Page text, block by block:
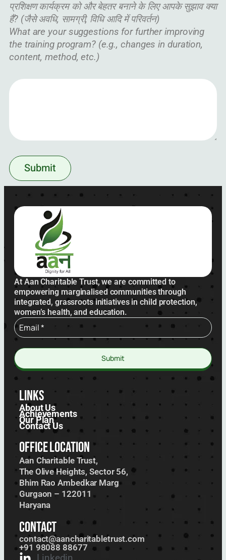
प्रशिक्षण कार्यक्रम को और बेहतर बनाने के लिए आपके सुझाव क्या
हैं? (जैसे अवधि, सामग्री, विधि आदि में परिवर्तन)
What are your suggestions for further improving
the training program? (e.g., changes in duration,
content, method, etc.)
Submit
At Aan Charitable Trust, we are committed to
empowering marginalised communities through
integrated, grassroots initiatives in child protection,
women’s health, and education.
Submit
Links
About Us
Achievements
Our Plan
Contact Us
Office Location
Aan Charitable Trust,
The Olive Heights, Sector 56,
Bhim Rao Ambedkar Marg
Gurgaon – 122011
Haryana
Contact
contact@aancharitabletrust.com
+91 98088 88677